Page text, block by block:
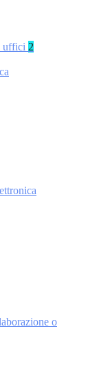
uffici 2
o